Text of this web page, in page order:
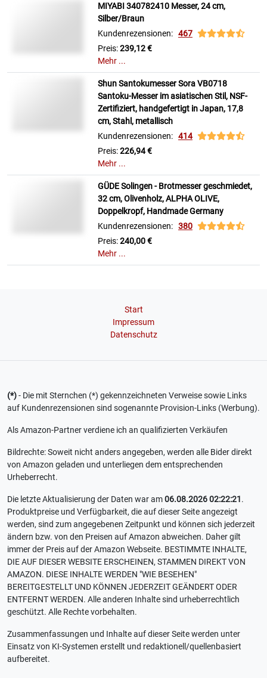
MIYABI 340782410 Messer, 24 cm,
Silber/Braun
Kundenrezensionen: 467
Preis:239,12 €
Mehr ...
Shun Santokumesser Sora VB0718
Santoku-Messer im asiatischen Stil, NSF-
Zertifiziert, handgefertigt in Japan, 17,8
cm, Stahl, metallisch
Kundenrezensionen: 414
Preis:226,94 €
Mehr ...
GÜDE Solingen - Brotmesser geschmiedet,
32 cm, Olivenholz, ALPHA OLIVE,
Doppelkropf, Handmade Germany
Kundenrezensionen: 380
Preis:240,00 €
Mehr ...
Start
Impressum
Datenschutz
(*)- Die mit Sternchen (*) gekennzeichneten Verweise sowie Links
auf Kundenrezensionen sind sogenannte Provision-Links (Werbung).
Als Amazon-Partner verdiene ich an qualifizierten Verkäufen
Bildrechte: Soweit nicht anders angegeben, werden alle Bider direkt
von Amazon geladen und unterliegen dem entsprechenden
Urheberrecht.
Die letzte Aktualisierung der Daten war am06.08.2026 02:22:21.
Produktpreise und Verfügbarkeit, die auf dieser Seite angezeigt
werden, sind zum angegebenen Zeitpunkt und können sich jederzeit
ändern bzw. von den Preisen auf Amazon abweichen. Daher gilt
immer der Preis auf der Amazon Webseite. BESTIMMTE INHALTE,
DIE AUF DIESER WEBSITE ERSCHEINEN, STAMMEN DIREKT VON
AMAZON. DIESE INHALTE WERDEN "WIE BESEHEN"
BEREITGESTELLT UND KÖNNEN JEDERZEIT GEÄNDERT ODER
ENTFERNT WERDEN. Alle anderen Inhalte sind urheberrechtlich
geschützt. Alle Rechte vorbehalten.
Zusammenfassungen und Inhalte auf dieser Seite werden unter
Einsatz von KI-Systemen erstellt und redaktionell/quellenbasiert
aufbereitet.